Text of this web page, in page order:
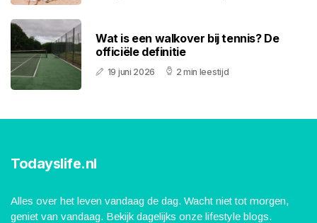
Wat is een walkover bij tennis? De
officiële definitie
19 juni 2026 2 min leestijd
Todayslife.nl
Alles over het leven vandaag de dag. Wacht niet tot morgen,
geniet van vandaag. Bekijk dagelijks onze lifestyle blogs.